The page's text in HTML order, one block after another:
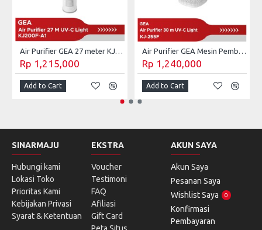
Air Purifier GEA 27 meter KJ200F-A1
Rp 1,215,000
Add to Cart
Air Purifier GEA Mesin Pembersih Udara UV-C 30 m² KJ255F
Rp 1,240,000
Add to Cart
SINARMAJU
Hubungi kami
Lokasi Toko
Prioritas Kami
Kebijakan Privasi
Syarat & Ketentuan
EKSTRA
Voucher
Testimoni
FAQ
Afiliasi
Gift Card
AKUN SAYA
Akun Saya
Pesanan Saya
Wishlist Saya
0
Konfirmasi
Pembayaran